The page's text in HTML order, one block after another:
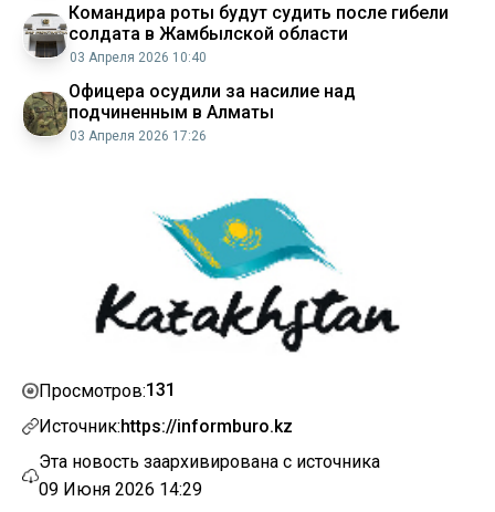
Командира роты будут судить после гибели
солдата в Жамбылской области
03 Апреля 2026 10:40
Офицера осудили за насилие над
подчиненным в Алматы
03 Апреля 2026 17:26
Просмотров:131
Источник:https://informburo.kz
Эта новость заархивирована с источника
09 Июня 2026 14:29